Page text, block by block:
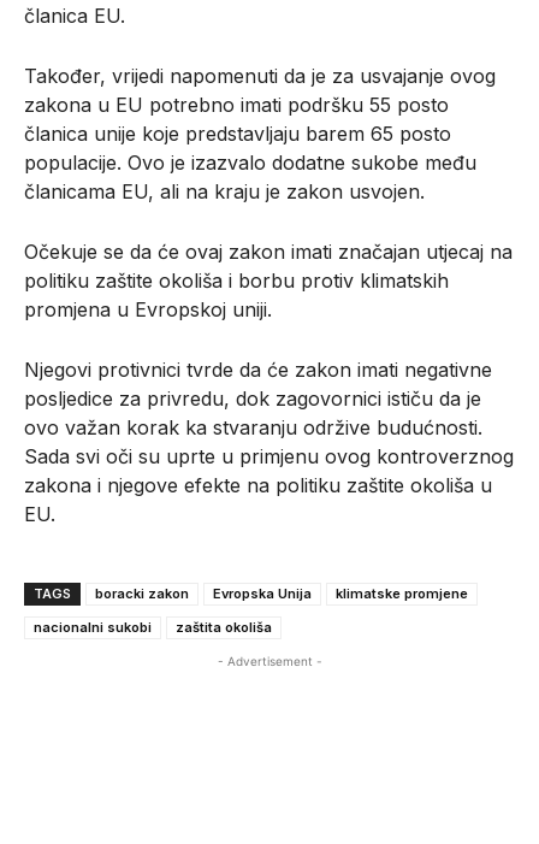
članica EU.
Također, vrijedi napomenuti da je za usvajanje ovog
zakona u EU potrebno imati podršku 55 posto
članica unije koje predstavljaju barem 65 posto
populacije. Ovo je izazvalo dodatne sukobe među
članicama EU, ali na kraju je zakon usvojen.
Očekuje se da će ovaj zakon imati značajan utjecaj na
politiku zaštite okoliša i borbu protiv klimatskih
promjena u Evropskoj uniji.
Njegovi protivnici tvrde da će zakon imati negativne
posljedice za privredu, dok zagovornici ističu da je
ovo važan korak ka stvaranju održive budućnosti.
Sada svi oči su uprte u primjenu ovog kontroverznog
zakona i njegove efekte na politiku zaštite okoliša u
EU.
TAGS boracki zakon Evropska Unija
klimatske promjene
nacionalni sukobi
zaštita okoliša
- Advertisement -